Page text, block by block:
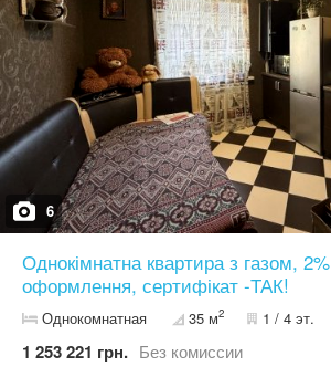
6
Однокімнатна квартира з газом, 2%
оформлення, сертифікат -ТАК!
Однокомнатная 35 м2 1 / 4 эт.
1 253 221 грн. Без комиссии